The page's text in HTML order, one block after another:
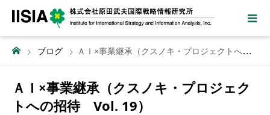
ブログ ＡＩ×事業継承（クスノキ・プロジェクトへの招待 Vol. 19）
ＡＩ×事業継承（クスノキ・プロジェク
トへの招待 Vol. 19）